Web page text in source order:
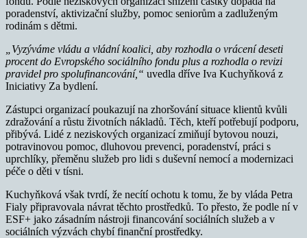
poradenství, aktivizační služby, pomoc seniorům a zadluženým
rodinám s dětmi.
„Vyzýváme vládu a vládní koalici, aby rozhodla o vrácení deseti
procent do Evropského sociálního fondu plus a rozhodla o revizi
pravidel pro spolufinancování,“ uvedla dříve Iva Kuchyňková z
Iniciativy Za bydlení.
Zástupci organizací poukazují na zhoršování situace klientů kvůli
zdražování a růstu životních nákladů. Těch, kteří potřebují podporu,
přibývá. Lidé z neziskových organizací zmiňují bytovou nouzi,
potravinovou pomoc, dluhovou prevenci, poradenství, práci s
uprchlíky, přeměnu služeb pro lidi s duševní nemocí a modernizaci
péče o děti v tísni.
Kuchyňková však tvrdí, že necítí ochotu k tomu, že by vláda Petra
Fialy připravovala návrat těchto prostředků. To přesto, že podle ní v
ESF+ jako zásadním nástroji financování sociálních služeb a v
sociálních výzvách chybí finanční prostředky.